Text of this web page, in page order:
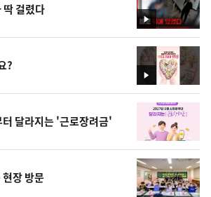
영
상
걸렸다
영
상
?
달라지는 '근로장려금'
장 방문